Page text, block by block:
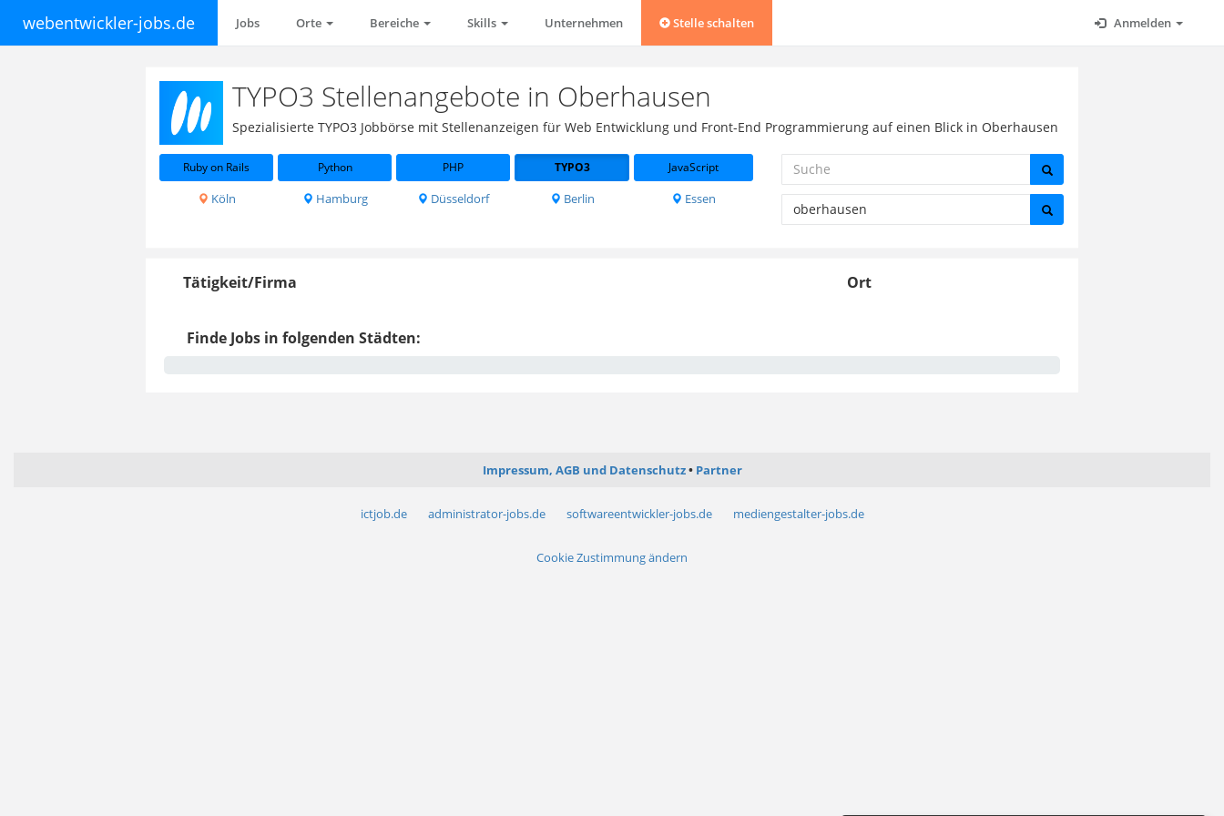
webentwickler-jobs.de Jobs Orte Bereiche Skills Unternehmen Stelle schalten Anmelden
TYPO3 Stellenangebote in Oberhausen
Spezialisierte TYPO3 Jobbörse mit Stellenanzeigen für Web Entwicklung und Front-End Programmierung auf einen Blick in Oberhausen
Ruby on Rails Python PHP TYPO3 JavaScript
Köln Hamburg Düsseldorf Berlin Essen
Tätigkeit/Firma Ort
Finde Jobs in folgenden Städten:
Impressum, AGB und Datenschutz Partner
ictjob.de administrator-jobs.de softwareentwickler-jobs.de mediengestalter-jobs.de
Cookie Zustimmung ändern